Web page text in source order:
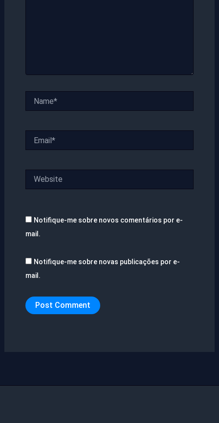
Notifique-me sobre novos comentários por e-
mail.
Notifique-me sobre novas publicações por e-
mail.